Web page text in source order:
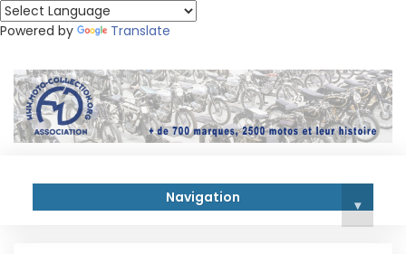
Powered by Translate
Navigation ▾